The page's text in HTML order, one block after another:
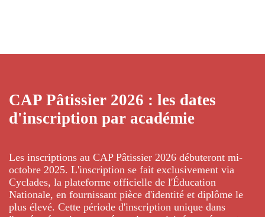
CAP Pâtissier 2026 : les dates
d'inscription par académie
Les inscriptions au CAP Pâtissier 2026 débuteront mi-
octobre 2025. L'inscription se fait exclusivement via
Cyclades, la plateforme officielle de l'Éducation
Nationale, en fournissant pièce d'identité et diplôme le
plus élevé. Cette période d'inscription unique dans